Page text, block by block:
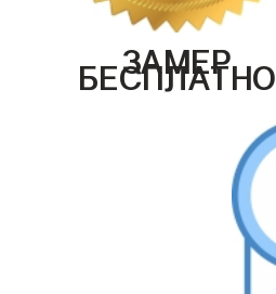
ЗАМЕР
БЕСПЛАТНО